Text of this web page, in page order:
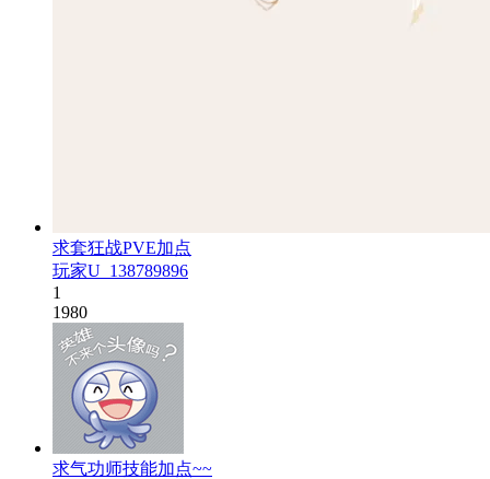
求套狂战PVE加点
玩家U_138789896
1
1980
求气功师技能加点~~